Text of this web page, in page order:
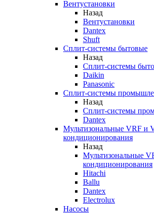
Вентустановки
Назад
Вентустановки
Dantex
Shuft
Сплит-системы бытовые
Назад
Сплит-системы
Daikin
Panasonic
Сплит-системы
Назад
Сплит-системы
Dantex
Мультизональные VRF и
кондиционирования
Назад
Мультизональные
кондиционирования
Hitachi
Ballu
Dantex
Electrolux
Насосы